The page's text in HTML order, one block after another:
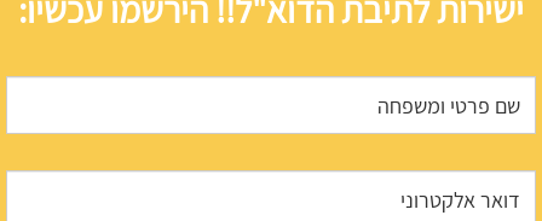
ישירות לתיבת הדוא"ל!! הירשמו עכשיו: